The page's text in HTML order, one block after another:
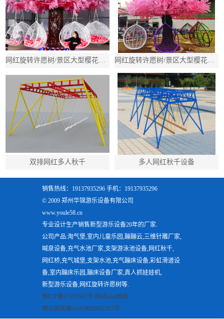
网红旋转许愿树/景区大型樱花树秋千/吊篮多人旋转秋千 网红旋转许愿树/景区大型樱花树秋千/吊篮多人旋转秋千
双排网红多人秋千 多人网红秋千设备
销售热线：19137935296 手机：19137935296
© 2009 郑州华锦游乐设备有限公司
www.youle58.cn
专业设计生产销售新型游乐设备20年的厂家.
公司产品:淘气堡,室内儿童乐园,蹦蹦云,三维针雕厂家,
喊泉设备,充气水池厂家,支架游泳池设备,网红秋千,
网红桥,充气城堡,支架水池,充气蹦床设备,彩虹滑道设
备,室内蹦床乐园,蹦床设备厂家,真人抓娃娃机,
新型游乐设备,网红旋转许愿树等.
豫ICP备17007867号 网站xml地图
豫公网安备41019602002385号